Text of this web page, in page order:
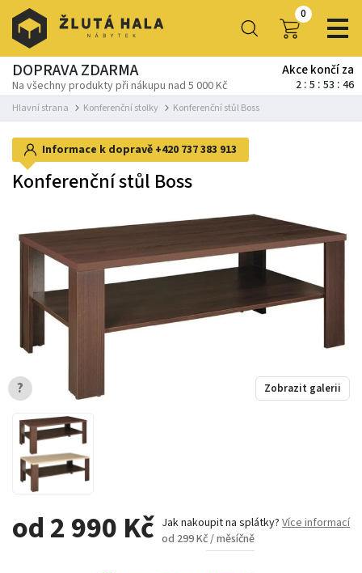
0
DOPRAVA ZDARMA
Na všechny produkty při nákupu nad 5 000 Kč
Akce končí za
2 5 53 45
Hlavní strana Konferenční stolky Konferenční stůl Boss
od 2 990 Kč Jak nakoupit na splátky? Více informací
od 299 Kč / měsíčně
Informace k dopravě +420 737 383 913
Konferenční stůl Boss
Zobrazit galerii
?